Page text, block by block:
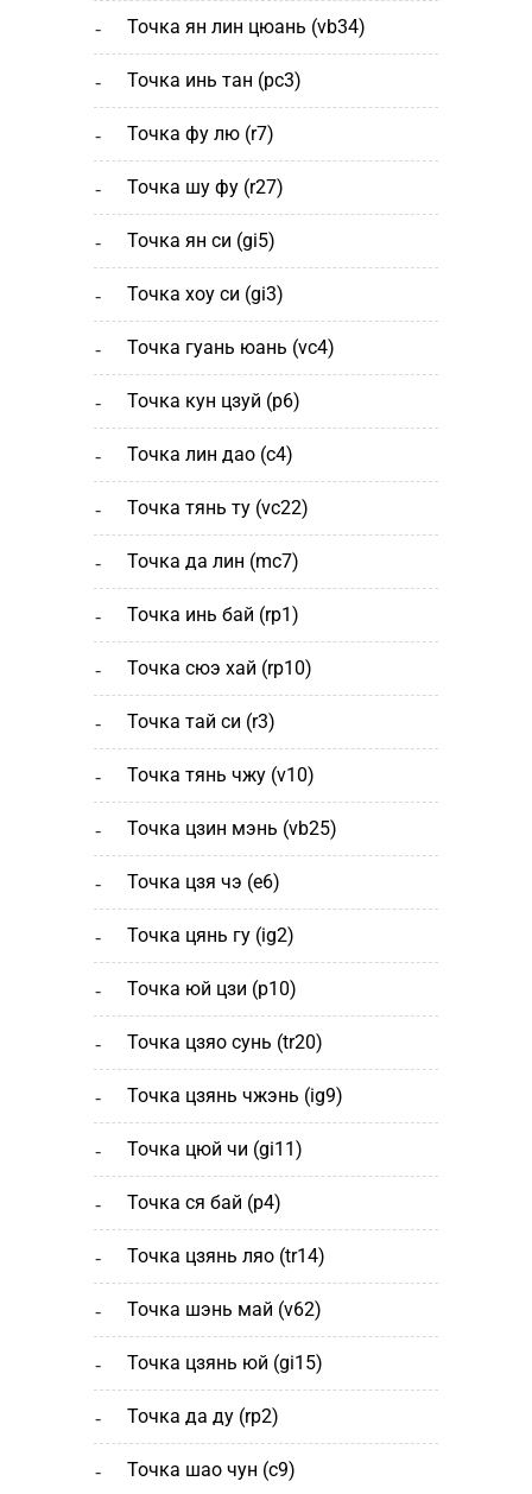
точка ян лин цюань (vb34)
точка инь тан (рс3)
точка фу лю (r7)
точка шу фу (r27)
точка ян си (gi5)
точка хоу си (gi3)
точка гуань юань (vc4)
точка кун цзуй (р6)
точка лин дао (c4)
точка тянь ту (vc22)
точка да лин (mc7)
точка инь бай (rp1)
точка сюэ хай (rp10)
точка тай си (r3)
точка тянь чжу (v10)
точка цзин мэнь (vb25)
точка цзя чэ (е6)
точка цянь гу (ig2)
точка юй цзи (р10)
точка цзяо сунь (tr20)
точка цзянь чжэнь (ig9)
точка цюй чи (gi11)
точка ся бай (р4)
точка цзянь ляо (tr14)
точка шэнь май (v62)
точка цзянь юй (gi15)
точка да ду (rp2)
точка шао чун (с9)